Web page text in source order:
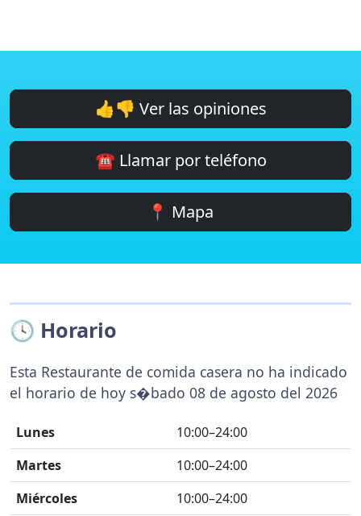
👍👎 Ver las opiniones
☎️ Llamar por teléfono
📍 Mapa
🕓 Horario
Esta Restaurante de comida casera no ha indicado
el horario de hoy s�bado 08 de agosto del 2026
Lunes
10:00–24:00
Martes
10:00–24:00
Miércoles
10:00–24:00